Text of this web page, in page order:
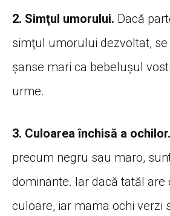
2. Simţul umorului. Dacă
simţul umorului dezvoltat,
şanse mari ca bebeluşul
urme.
3. Culoarea închisă a ochilor.
precum negru sau maro,
dominante. Iar dacă tatăl are
culoare, iar mama ochi verzi